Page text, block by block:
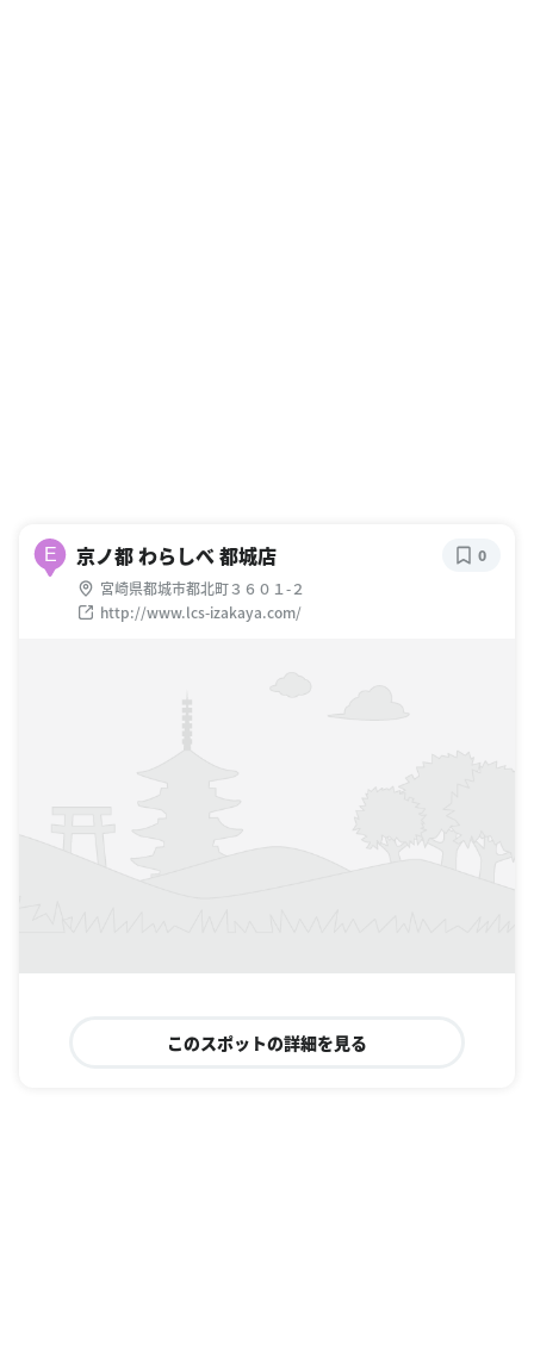
E 京ノ都 わらしべ 都城店
宮崎県都城市都北町３６０１-２
http://www.lcs-izakaya.com/
0
このスポットの詳細を見る